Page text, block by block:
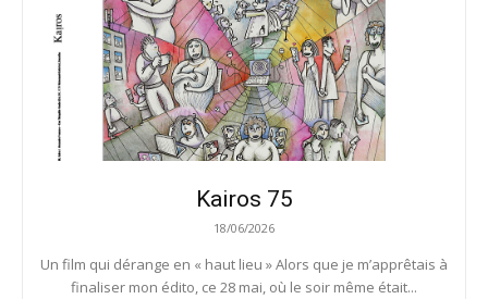
Kairos 75
18/06/2026
Un film qui dérange en « haut lieu » Alors que je m’apprêtais à
finaliser mon édito, ce 28 mai, où le soir même était...